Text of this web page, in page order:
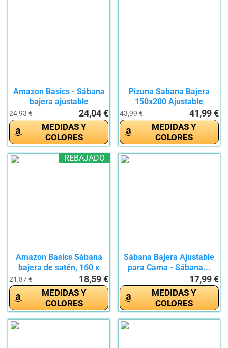
Amazon Basics - Sábana
bajera ajustable
(algodón...
24,93 € 24,04 €
MEDIDAS Y
COLORES
Pizuna Sabana Bajera
150x200 Ajustable
43,99 € 41,99 €
MEDIDAS Y
COLORES
REBAJADO
Amazon Basics Sábana
bajera de satén, 160 x
21,87 € 18,59 €
MEDIDAS Y
COLORES
Sábana Bajera Ajustable
para Cama - Sábana...
17,99 €
MEDIDAS Y
COLORES